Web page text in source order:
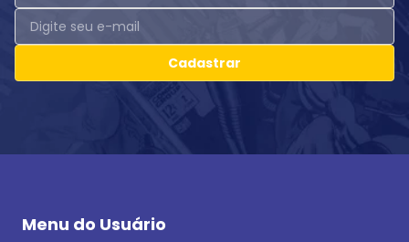
Cadastrar
Menu do Usuário